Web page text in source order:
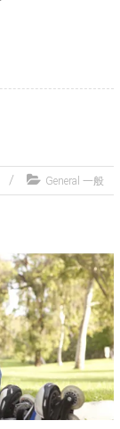
General 一般